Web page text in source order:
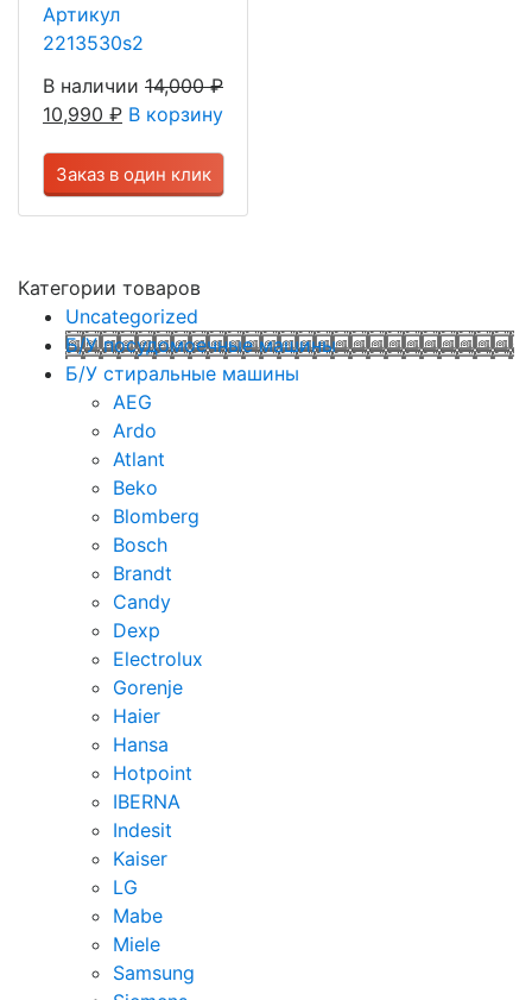
Артикул
2213530s2
В наличии 14,000₽
10,990 ₽ В корзину
Заказ в один клик
Категории товаров
Uncategorized
Б/У посудомоечные машины
Б/У стиральные машины
AEG
Ardo
Atlant
Beko
Blomberg
Bosch
Brandt
Candy
Dexp
Electrolux
Gorenje
Haier
Hansa
Hotpoint
IBERNA
Indesit
Kaiser
LG
Mabe
Miele
Samsung